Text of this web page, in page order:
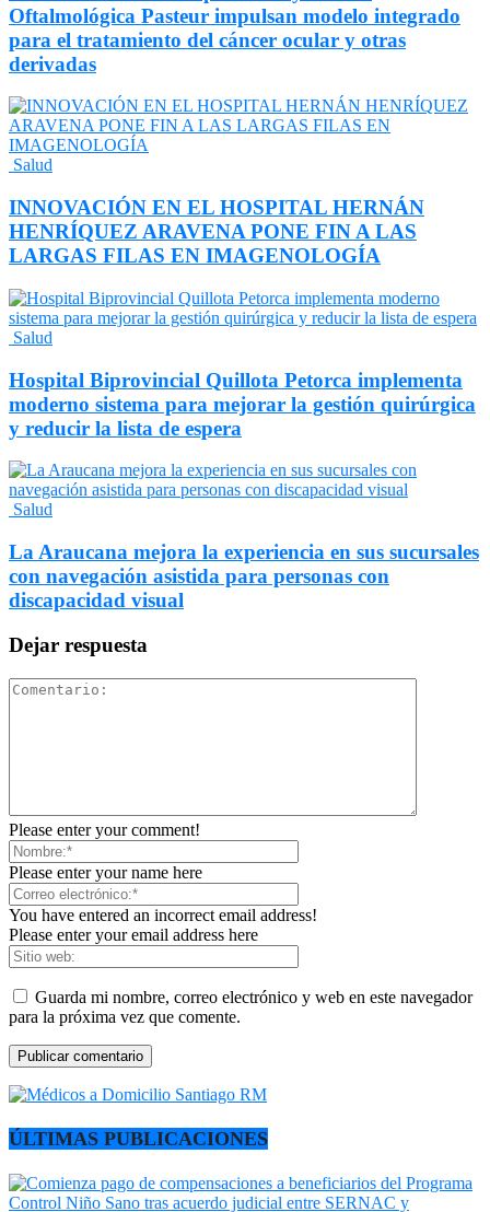
Oftalmológica Pasteur impulsan modelo integrado
para el tratamiento del cáncer ocular y otras
derivadas
Salud
INNOVACIÓN EN EL HOSPITAL HERNÁN
HENRÍQUEZ ARAVENA PONE FIN A LAS
LARGAS FILAS EN IMAGENOLOGÍA
Salud
Hospital Biprovincial Quillota Petorca implementa
moderno sistema para mejorar la gestión quirúrgica
y reducir la lista de espera
Salud
La Araucana mejora la experiencia en sus sucursales
con navegación asistida para personas con
discapacidad visual
Dejar respuesta
Please enter your comment!
Please enter your name here
You have entered an incorrect email address!
Please enter your email address here
Guarda mi nombre, correo electrónico y web en este navegador
para la próxima vez que comente.
ÚLTIMAS PUBLICACIONES